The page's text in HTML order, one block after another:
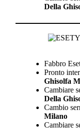
Della
Fabbro
Pronto
Ghisolfa
Cambiare
Della
Cambio
Milano
Cambiare